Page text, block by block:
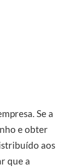
Se a
e obter
aos
que a